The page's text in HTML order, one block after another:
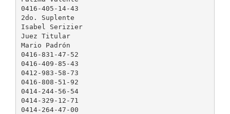
0416-405-14-43
2do. Suplente
Isabel Serizier
Juez Titular
Mario Padrón
0416-831-47-52
0416-409-85-43
0412-983-58-73
0416-808-51-92
0414-244-56-54
0414-329-12-71
0414-264-47-00